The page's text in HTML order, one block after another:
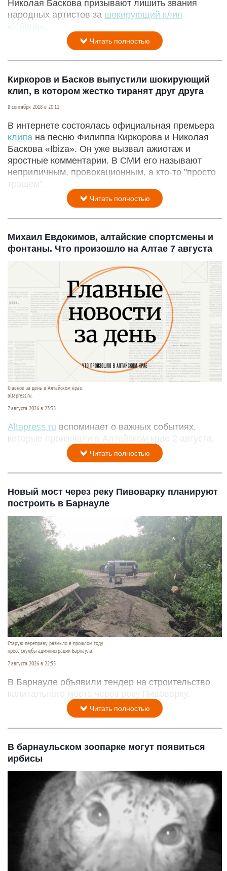
Николая Баскова призывают лишить звания
народных артистов за шокирующий клип
«Ибица»
Читать полностью
Киркоров и Басков выпустили шокирующий
клип, в котором жестко тиранят друг друга
8 сентября 2018 в 20:11
В интернете состоялась официальная премьера
клипа на песню Филиппа Киркорова и Николая
Баскова «Ibiza». Он уже вызвал ажиотаж и
яростные комментарии. В СМИ его называют
неприличным, провокационным, а кто-то "просто
трэшем".
Читать полностью
Михаил Евдокимов, алтайские спортсмены и
фонтаны. Что произошло на Алтае 7 августа
Главное за день в Алтайском крае.
altapress.ru.
7 августа 2026 в 23:35
Altapress.ru вспоминает о важных событиях,
которые произошли в Алтайском крае 2 августа.
Читать полностью
Новый мост через реку Пивоварку планируют
построить в Барнауле
Старую переправу размыло в прошлом году
пресс-службы администрации Барнаула
7 августа 2026 в 22:55
В Барнауле объявили тендер на строительство
капитального моста через реку Пивоварку.
Читать полностью
В барнаульском зоопарке могут появиться
ирбисы